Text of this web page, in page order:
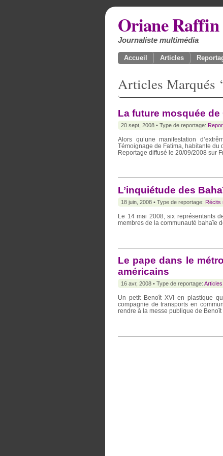
Oriane Raffin
Journaliste multimédia
Accueil Articles
Articles Marqués
La future mosquée
20 sept, 2008 • Type de reportage:
Alors qu’une manifestation
Témoignage de Fatima, habitante du
Reportage diffusé le 20/09/2008 sur
L’inquiétude des
18 juin, 2008 • Type de reportage: Récits
Le 14 mai 2008, six représentants
membres de la communauté bahaïe
Le pape dans le
américains
16 avr, 2008 • Type de reportage: Articles
Un petit Benoît XVI en plastique
compagnie de transports en
rendre à la messe publique de Benoît